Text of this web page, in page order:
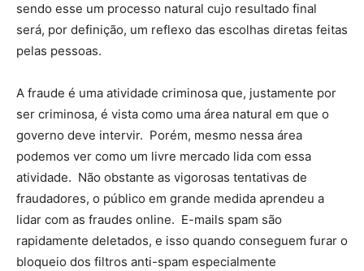
sendo esse um processo natural cujo resultado final
será, por definição, um reflexo das escolhas diretas feitas
pelas pessoas.
A fraude é uma atividade criminosa que, justamente por
ser criminosa, é vista como uma área natural em que o
governo deve intervir. Porém, mesmo nessa área
podemos ver como um livre mercado lida com essa
atividade. Não obstante as vigorosas tentativas de
fraudadores, o público em grande medida aprendeu a
lidar com as fraudes online. E-mails spam são
rapidamente deletados, e isso quando conseguem furar o
bloqueio dos filtros anti-spam especialmente